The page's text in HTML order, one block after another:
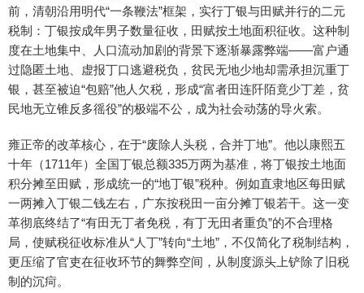
前，清朝沿用明代“一条鞭法”框架，实行丁银与田赋并行的二元
税制：丁银按成年男子数量征收，田赋按土地面积征收。这种制
度在土地集中、人口流动加剧的背景下逐渐暴露弊端——富户通
过隐匿土地、虚报丁口逃避税负，贫民无地少地却需承担沉重丁
银，甚至被迫“包赔”他人欠税，形成“富者田连阡陌竟少丁差，贫
民地无立锥反多徭役”的极端不公，成为社会动荡的导火索。
雍正帝的改革核心，在于“废除人头税，合并丁地”。他以康熙五
十年（1711年）全国丁银总额335万两为基准，将丁银按土地面
积分摊至田赋，形成统一的“地丁银”税种。例如直隶地区每田赋
一两摊入丁银二钱左右，广东按税田一亩分摊丁银若干。这一变
革彻底终结了“有田无丁者免税，有丁无田者重负”的不合理格
局，使赋税征收标准从“人丁”转向“土地”，不仅简化了税制结构，
更压缩了官吏在征收环节的舞弊空间，从制度源头上铲除了旧税
制的沉疴。